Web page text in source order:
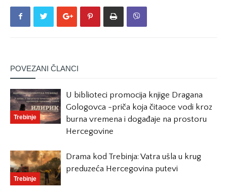
POVEZANI ČLANCI
Trebinje
U biblioteci promocija knjige Dragana
Gologovca -priča koja čitaoce vodi kroz
burna vremena i događaje na prostoru
Hercegovine
Trebinje
Drama kod Trebinja: Vatra ušla u krug
preduzeća Hercegovina putevi